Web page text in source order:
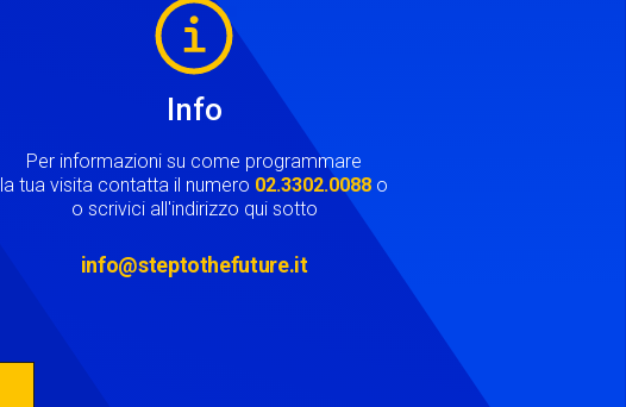
Info
Per informazioni su come programmare
la tua visita contatta il numero 02.3302.0088 o
o scrivici all'indirizzo qui sotto
info@steptothefuture.it